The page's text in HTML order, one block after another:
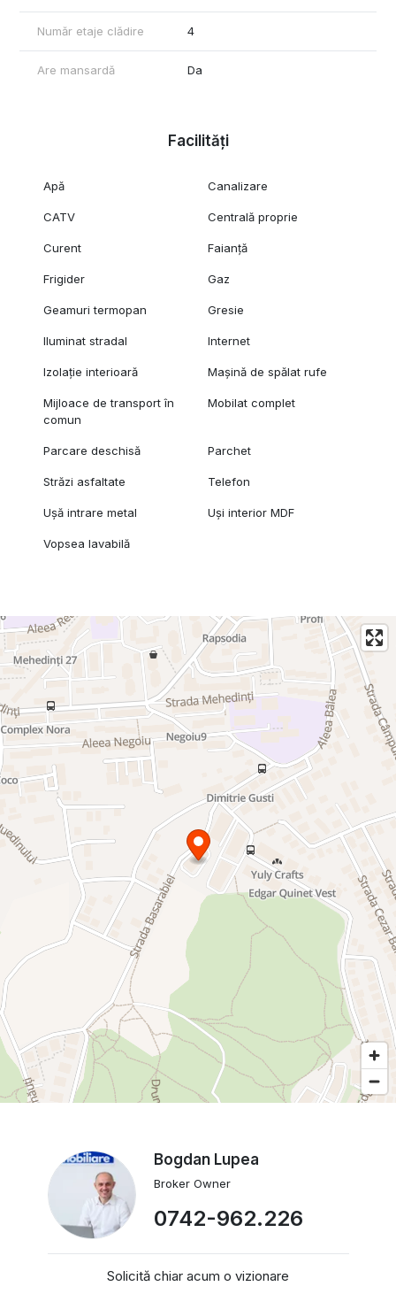
Număr etaje clădire 4
Are mansardă Da
Facilități
Apă Canalizare
CATV Centrală proprie
Curent Faianță
Frigider Gaz
Geamuri termopan Gresie
Iluminat stradal Internet
Izolație interioară Mașină de spălat rufe
Mijloace de transport în
comun
Mobilat complet
Parcare deschisă Parchet
Străzi asfaltate Telefon
Ușă intrare metal Uși interior MDF
Vopsea lavabilă
Bogdan Lupea
Broker Owner
0742-962.226
Solicită chiar acum o vizionare